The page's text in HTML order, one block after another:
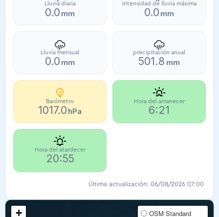
Lluvia diaria
0.0 mm
Intensidad de lluvia máxima
0.0 mm
Lluvia mensual
0.0 mm
precipitación anual
501.8 mm
Barómetro
1017.0 hPa
Hora del amanecer
6:21
Hora del atardecer
20:55
Última actualización: 06/08/2026 07:00
+
OSM Standard